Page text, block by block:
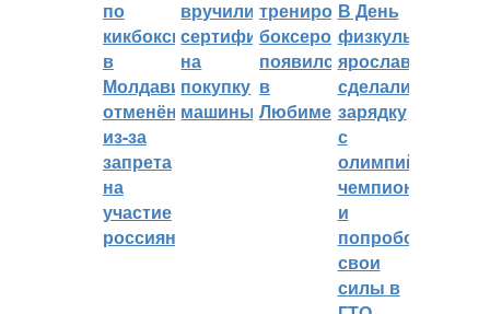
по
кикбоксингу
в
Молдавии
отменён
из-за
запрета
на
участие
россиян
вручили
сертификат
на
покупку
машины
тренировок
боксеров
появился
в
Любиме
В День
физкультурника
ярославцы
сделали
зарядку
с
олимпийским
чемпионом
и
попробовали
свои
силы в